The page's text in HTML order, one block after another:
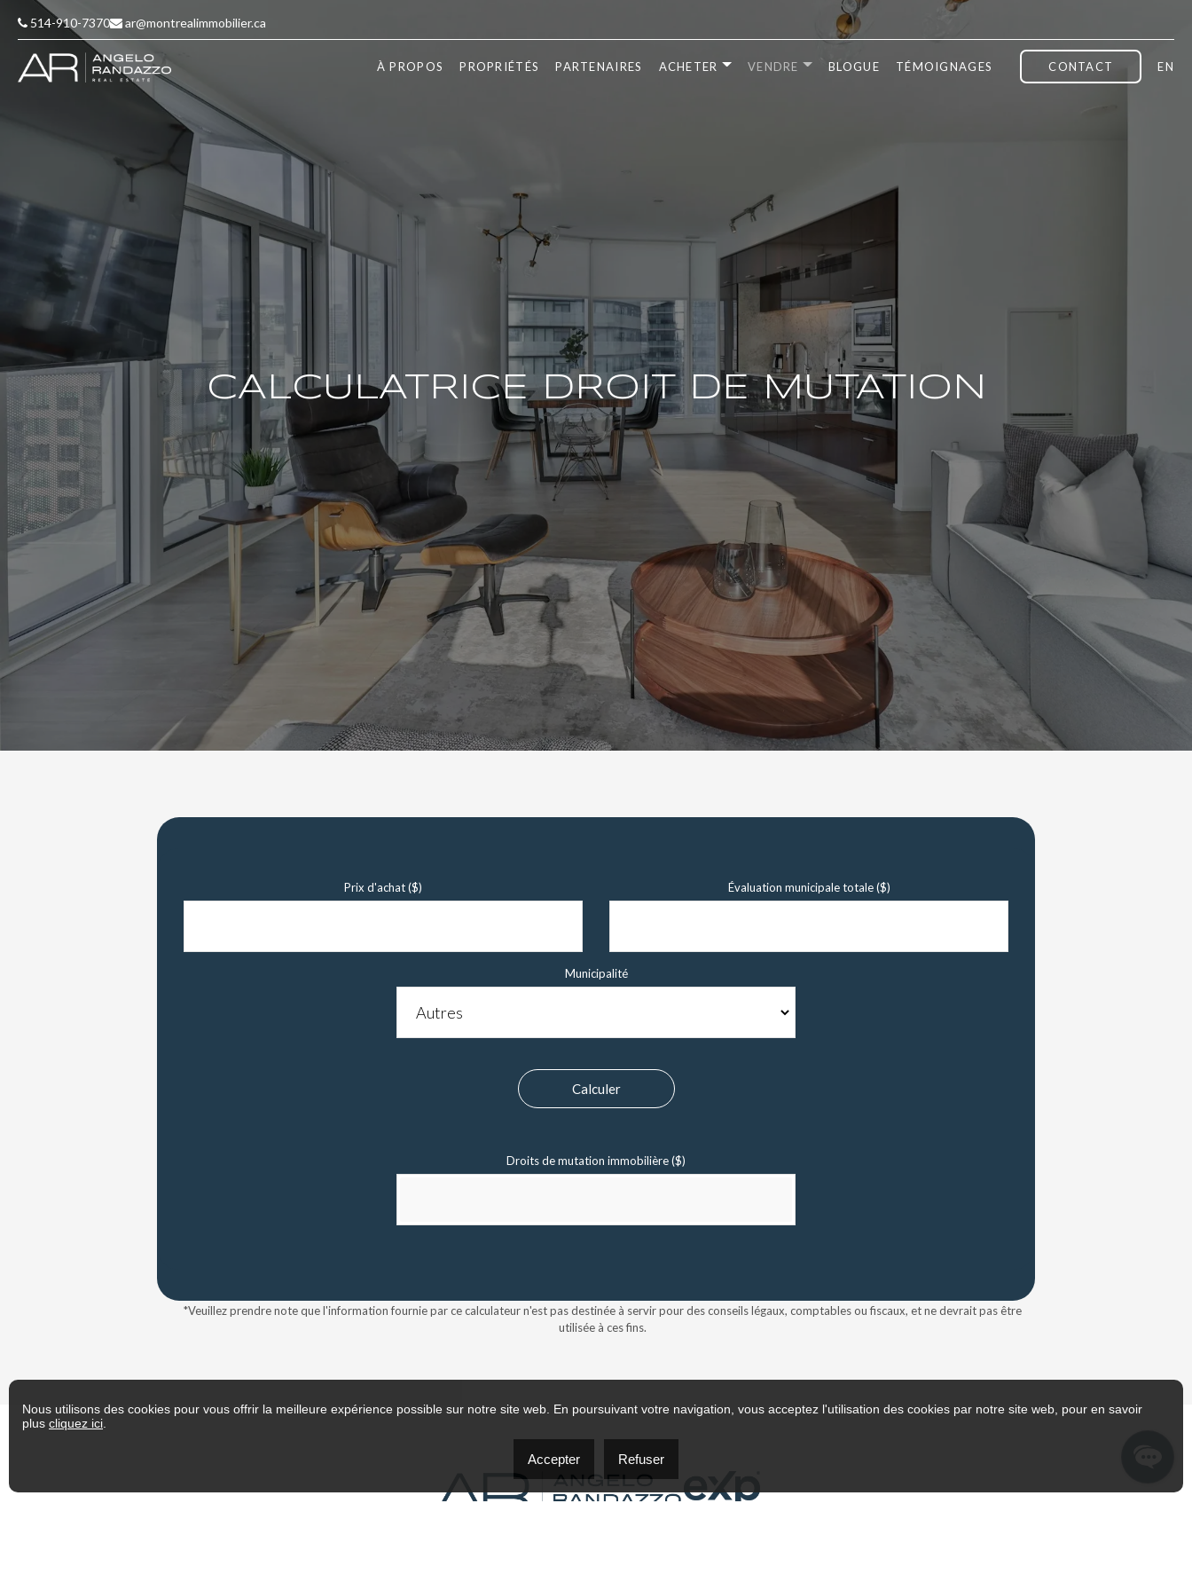
514-910-7370 ar@montrealimmobilier.ca
À PROPOS PROPRIÉTÉS PARTENAIRES ACHETER VENDRE BLOGUE TÉMOIGNAGES CONTACT EN
CALCULATRICE DROIT DE MUTATION
Prix d'achat ($) Évaluation municipale totale ($)
Municipalité
Calculer
Droits de mutation immobilière ($)
*Veuillez prendre note que l'information fournie par ce calculateur n'est pas destinée à servir pour des conseils légaux, comptables ou fiscaux, et ne devrait pas être
utilisée à ces fins.
Nous utilisons des cookies pour vous offrir la meilleure expérience possible sur notre site web. En poursuivant votre navigation, vous acceptez l'utilisation des cookies par notre site web, pour en savoir
plus cliquez ici
Accepter Refuser